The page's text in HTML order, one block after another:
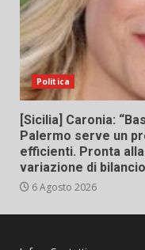
Politica
[Sicilia] Caronia:
Palermo serve un
efficienti. Pronta
variazione di
6 Agosto 2026